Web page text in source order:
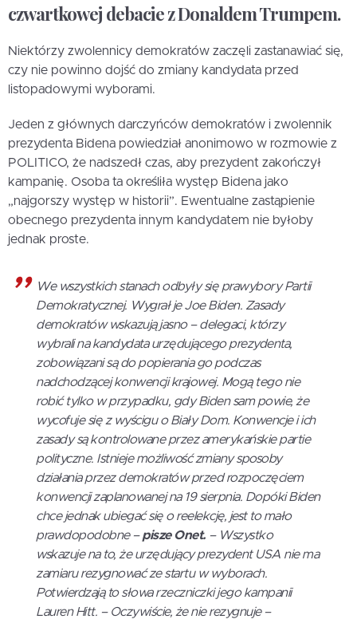
czwartkowej debacie z Donaldem Trumpem.
Niektórzy zwolennicy demokratów zaczęli zastanawiać się,
czy nie powinno dojść do zmiany kandydata przed
listopadowymi wyborami.
Jeden z głównych darczyńców demokratów i zwolennik
prezydenta Bidena powiedział anonimowo w rozmowie z
POLITICO, że nadszedł czas, aby prezydent zakończył
kampanię. Osoba ta określiła występ Bidena jako
„najgorszy występ w historii”. Ewentualne zastąpienie
obecnego prezydenta innym kandydatem nie byłoby
jednak proste.
We wszystkich stanach odbyły się prawybory Partii
Demokratycznej. Wygrał je Joe Biden. Zasady
demokratów wskazują jasno – delegaci, którzy
wybrali na kandydata urzędującego prezydenta,
zobowiązani są do popierania go podczas
nadchodzącej konwencji krajowej. Mogą tego nie
robić tylko w przypadku, gdy Biden sam powie, że
wycofuje się z wyścigu o Biały Dom. Konwencje i ich
zasady są kontrolowane przez amerykańskie partie
polityczne. Istnieje możliwość zmiany sposoby
działania przez demokratów przed rozpoczęciem
konwencji zaplanowanej na 19 sierpnia. Dopóki Biden
chce jednak ubiegać się o reelekcję, jest to mało
prawdopodobne –pisze Onet. – Wszystko
wskazuje na to, że urzędujący prezydent USA nie ma
zamiaru rezygnować ze startu w wyborach.
Potwierdzają to słowa rzeczniczki jego kampanii
Lauren Hitt. – Oczywiście, że nie rezygnuje –